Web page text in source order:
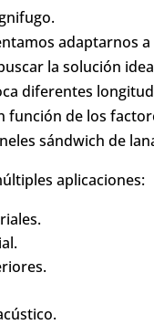
adaptarnos
la solución
diferentes
función de los
sándwich de
aplicaciones: